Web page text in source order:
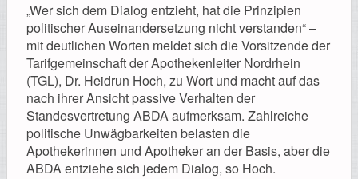
Mitgliederbereich
„Wer sich dem Dialog entzieht, hat die Prinzipien
politischer Auseinandersetzung nicht verstanden“ –
mit deutlichen Worten meldet sich die Vorsitzende der
Tarifgemeinschaft der Apothekenleiter Nordrhein
(TGL), Dr. Heidrun Hoch, zu Wort und macht auf das
nach ihrer Ansicht passive Verhalten der
Standesvertretung ABDA aufmerksam. Zahlreiche
politische Unwägbarkeiten belasten die
Apothekerinnen und Apotheker an der Basis, aber die
ABDA entziehe sich jedem Dialog, so Hoch.